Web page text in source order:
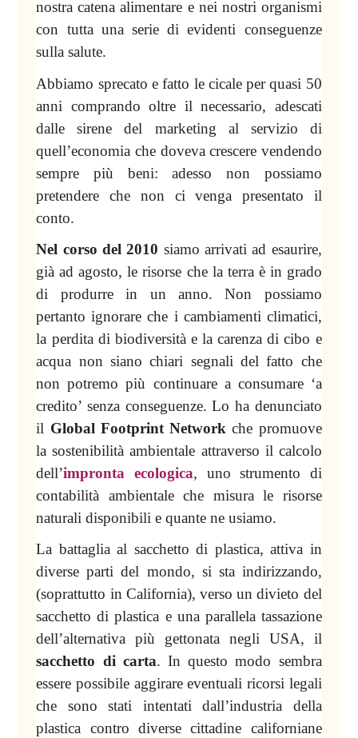
nostra catena alimentare e nei nostri organismi
con tutta una serie di evidenti conseguenze
sulla salute.
Abbiamo sprecato e fatto le cicale per quasi 50
anni comprando oltre il necessario, adescati
dalle sirene del marketing al servizio di
quell’economia che doveva crescere vendendo
sempre più beni: adesso non possiamo
pretendere che non ci venga presentato il
conto.
Nel corso del 2010 siamo arrivati ad esaurire,
già ad agosto, le risorse che la terra è in grado
di produrre in un anno. Non possiamo
pertanto ignorare che i cambiamenti climatici,
la perdita di biodiversità e la carenza di cibo e
acqua non siano chiari segnali del fatto che
non potremo più continuare a consumare ‘a
credito’ senza conseguenze. Lo ha denunciato
il Global Footprint Network che promuove
la sostenibilità ambientale attraverso il calcolo
dell’impronta ecologica, uno strumento di
contabilità ambientale che misura le risorse
naturali disponibili e quante ne usiamo.
La battaglia al sacchetto di plastica, attiva in
diverse parti del mondo, si sta indirizzando,
(soprattutto in California), verso un divieto del
sacchetto di plastica e una parallela tassazione
dell’alternativa più gettonata negli USA, il
sacchetto di carta. In questo modo sembra
essere possibile aggirare eventuali ricorsi legali
che sono stati intentati dall’industria della
plastica contro diverse cittadine californiane